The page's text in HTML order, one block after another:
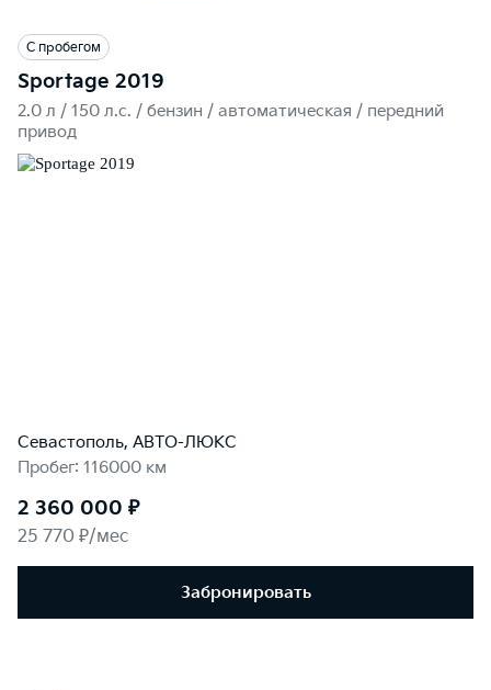
С пробегом
Sportage 2019
2.0 л / 150 л.c. / бензин / автоматическая / передний
привод
Севастополь, АВТО-ЛЮКС
Пробег: 116000 км
2 360 000 ₽
25 770 ₽/мес
Забронировать